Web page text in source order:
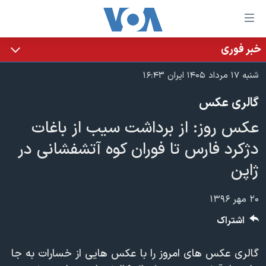
لینکهای
قابل
دسترسی
جهش
محتوای
اصلی
جهش
به
صفحه
اصلی
جهش
به
خانه
نسخه سبک وب‌سایت
موضوع ها
ایران
آمریکا
جهان
ویدیوها
برنامه های تلویزیونی
جدول برنامه ها
صفحه‌های ویژه
بایگانی برنامه‌های تلویزیونی
فرکانس‌های صدای آمریکا
پخش رادیویی
خبر فوری
شنبه ۱۷ مرداد ۱۴۰۵ ایران ۱۶:۴۳
گالری عکس
عکس روز: از برداشت سیب از باغات
دژکرد فارس تا فوران کوه آتشفشانی در
ژاپن
۲۰ مهر ۱۳۹۶
گالری عکس های امروز را با عکس هایی از خسارات به جا
اشتراک